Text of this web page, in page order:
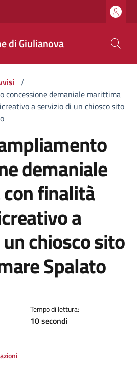
di Giulianova
/
concessione demaniale marittima
a servizio di un chiosco sito
demaniale
finalità
a
chiosco sito
Spalato
Tempo di lettura:
10 secondi